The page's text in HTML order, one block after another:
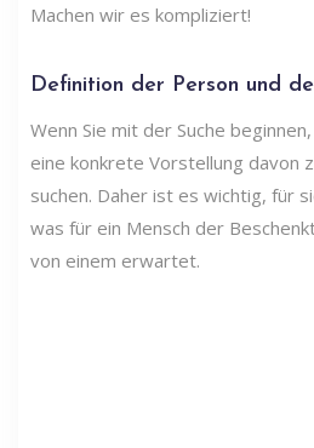
Machen wir es kompliziert!
Definition der Person und
Wenn Sie mit der Suche
eine konkrete Vorstellung davon
suchen. Daher ist es wichtig, für
was für ein Mensch der
von einem erwartet.